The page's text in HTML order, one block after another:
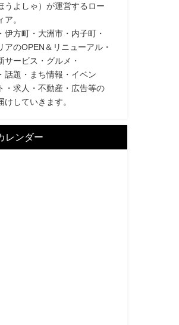
うよしゃ）が運営するロー
ア。
伊方町・大洲市・内子町・
アのOPEN＆リニューアル・
サービス・グルメ・
話題・まち情報・イベン
・求人・不動産・広告等の
けしていきます。
レンダー